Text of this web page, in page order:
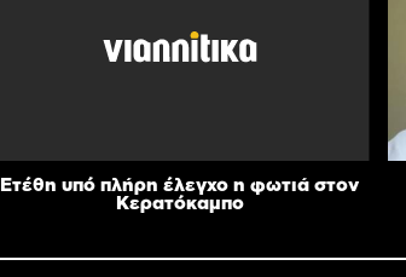
Ετέθη υπό πλήρη έλεγχο η φωτιά στον
Κερατόκαμπο